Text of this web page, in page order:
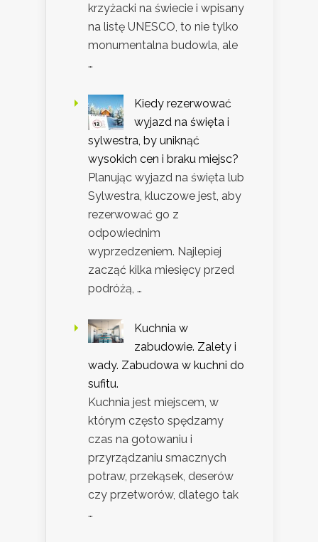
krzyżacki na świecie i wpisany
na listę UNESCO, to nie tylko
monumentalna budowla, ale
…
Kiedy rezerwować
wyjazd na święta i
sylwestra, by uniknąć
wysokich cen i braku miejsc?
Planując wyjazd na święta lub
Sylwestra, kluczowe jest, aby
rezerwować go z
odpowiednim
wyprzedzeniem. Najlepiej
zacząć kilka miesięcy przed
podróżą, …
Kuchnia w
zabudowie. Zalety i
wady. Zabudowa w kuchni do
sufitu.
Kuchnia jest miejscem, w
którym często spędzamy
czas na gotowaniu i
przyrządzaniu smacznych
potraw, przekąsek, deserów
czy przetworów, dlatego tak
…